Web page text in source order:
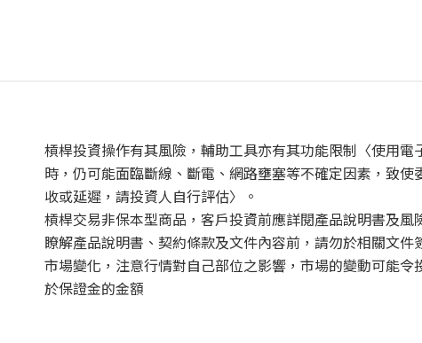
槓桿投資操作有其風險，輔助工具亦有其功能限制〈使用電
時，仍可能面臨斷線、斷電、網路壅塞等不確定因素，致使
收或延遲，請投資人自行評估〉。
槓桿交易非保本型商品，客戶投資前應詳閱產品說明書及風
瞭解產品說明書、契約條款及文件內容前，請勿於相關文件
市場變化，注意行情對自己部位之影響，市場的變動可能令
於保證金的金額